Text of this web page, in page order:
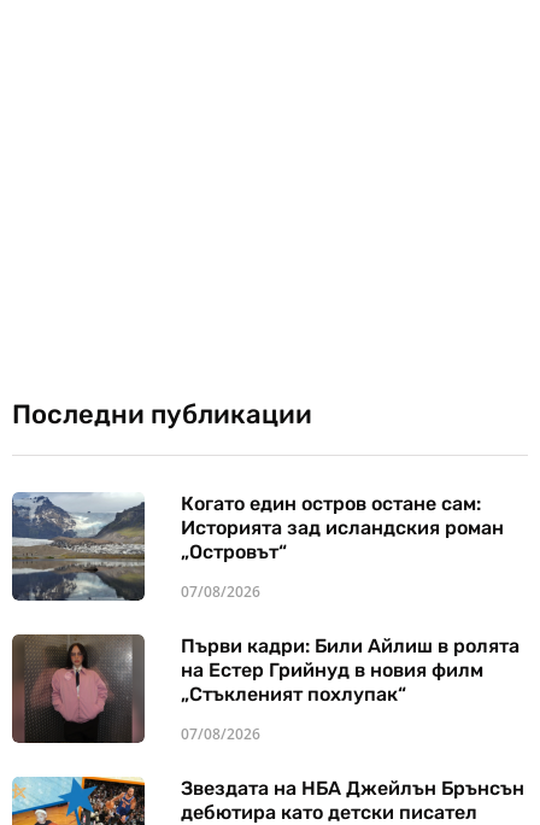
Последни публикации
Когато един остров остане сам:
Историята зад исландския роман
„Островът“
07/08/2026
Първи кадри: Били Айлиш в ролята
на Естер Грийнуд в новия филм
„Стъкленият похлупак“
07/08/2026
Звездата на НБА Джейлън Брънсън
дебютира като детски писател